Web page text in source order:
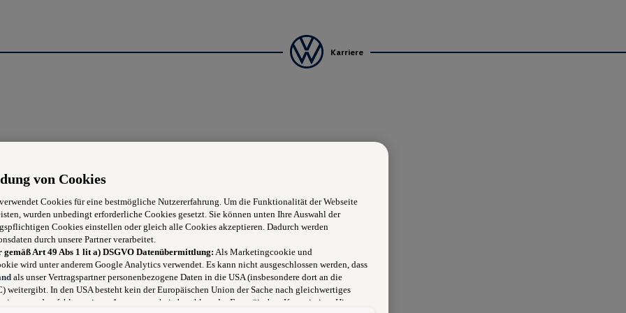
Karriere
aussehen zu lassen
am Blech (schneiden, schweißen, formen)
Teile perfekt einsetzen)
von Cookies
Cookies für eine bestmögliche Nutzererfahrung. Um die Funktionalität der Webseite
wurden unbedingt erforderliche Cookies gesetzt. Sie können unten Ihre Auswahl der
Cookies einstellen oder gleich alle Cookies akzeptieren. Dadurch werden
durch unsere Partner verarbeitet.
gemäß Art 49 Abs 1 lit a) DSGVO Datenübermittlung: Als Marketingcookie und
wird unter anderem Google Analytics verwendet. Es kann nicht ausgeschlossen werden, dass
als unser Vertragspartner personenbezogene Daten in die USA (insbesondere dort an die
weitergibt. In den USA besteht kein der Europäischen Union der Sache nach gleichwertiges
und es fehlt an einem Angemessenheitsbeschluss der Europäischen Kommission. Hieraus